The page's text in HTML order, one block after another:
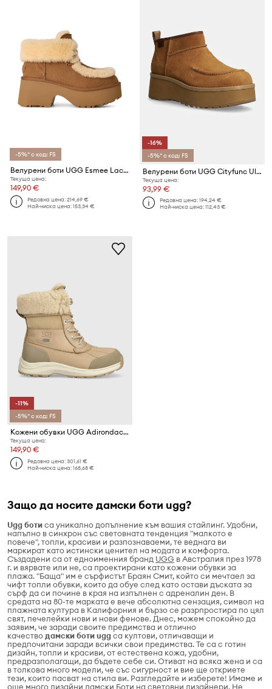
-5%* с код: FS
Велурени боти UGG Esmee Lace Up
Текуща цена:
149,90 €
Редовна цена:214,69 €
Най-ниска цена:153,34 €
-16%
-5%* с код: FS
Велурени боти UGG Cityfunc Ultra Mini
Текуща цена:
93,99 €
Редовна цена:194,24 €
Най-ниска цена:112,43 €
-11%
-5%* с код: FS
Кожени обувки UGG Adirondack Boot III
Текуща цена:
149,90 €
Редовна цена:301,61 €
Най-ниска цена:168,68 €
Защо да носите дамски боти ugg?
Ugg ботиса уникално допълнение към вашия стайлинг. Удобни,
напълно в синхрон със световната тенденция "малкото е
повече", топли, красиви и разпознаваеми, те веднага ви
маркират като истински ценител на модата и комфорта.
Създадени са от едноименния бранд UGG в Австралия през 1978
г. и вярвате или не, са проектирани като кожени обувки за
плажа. "Баща" им е сърфистът Браян Смит, който си мечтаел за
чифт топли обувки, които да обуе след като остави дъската за
сърф да си почине в края на изпълнен с адреналин ден. В
средата на 80-те марката е вече абсолютна сензация, символ на
плажната култура в Калифорния и бързо се разpпростира по цял
свят, печелейки нови и нови фенове. Днес, можем спокойно да
заявим, че заради своите предимства и отлично
качество дамски боти uggса култови, отличаващи и
предпочитани заради всички свои предимства. Те са с готин
дизайн, топли и красиви, от естествена кожа, удобни,
предразполагащи, да бъдете себе си. Отиват на всяка жена и са
в толкова много модели, че със сигурност и вие ще откриете
тези, които пасват на стила ви. Разгледайте и изберете! Имаме и
още много дизайни дамски Боти на световни дизайнери. Не